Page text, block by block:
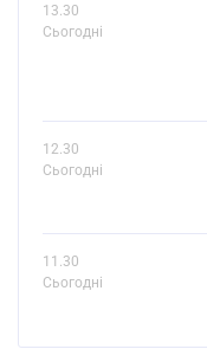
13.30
Сьогодні
12.30
Сьогодні
11.30
Сьогодні